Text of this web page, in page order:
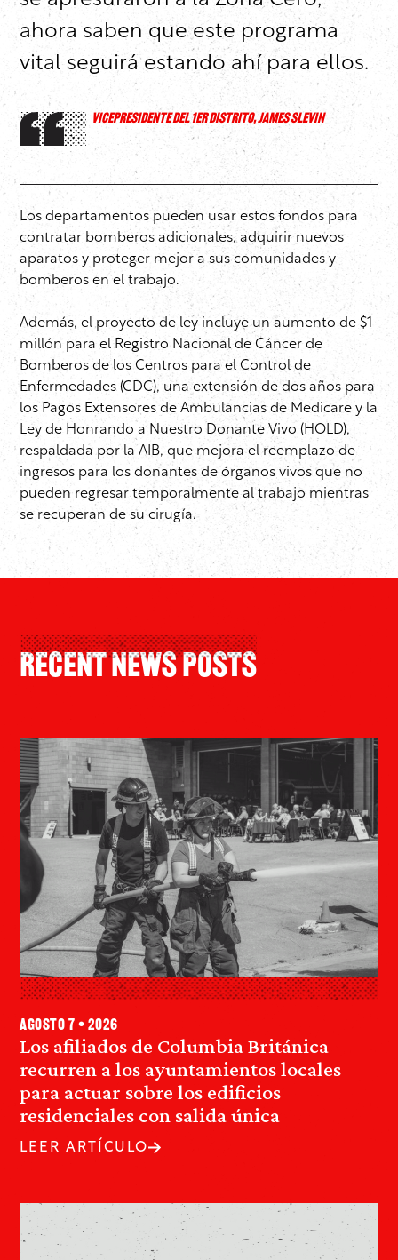
ahora saben que este programa
vital seguirá estando ahí para ellos.
VICEPRESIDENTE DEL 1ER DISTRITO, JAMES SLEVIN
Los departamentos pueden usar estos fondos para
contratar bomberos adicionales, adquirir nuevos
aparatos y proteger mejor a sus comunidades y
bomberos en el trabajo.
Además, el proyecto de ley incluye un aumento de $1
millón para el Registro Nacional de Cáncer de
Bomberos de los Centros para el Control de
Enfermedades (CDC), una extensión de dos años para
los Pagos Extensores de Ambulancias de Medicare y la
Ley de Honrando a Nuestro Donante Vivo (HOLD),
respaldada por la AIB, que mejora el reemplazo de
ingresos para los donantes de órganos vivos que no
pueden regresar temporalmente al trabajo mientras
se recuperan de su cirugía.
Recent News Posts
Los afiliados de Columbia Británica
recurren a los ayuntamientos locales
para actuar sobre los edificios
residenciales con salida única
agosto 7 • 2026
LEER ARTÍCULO